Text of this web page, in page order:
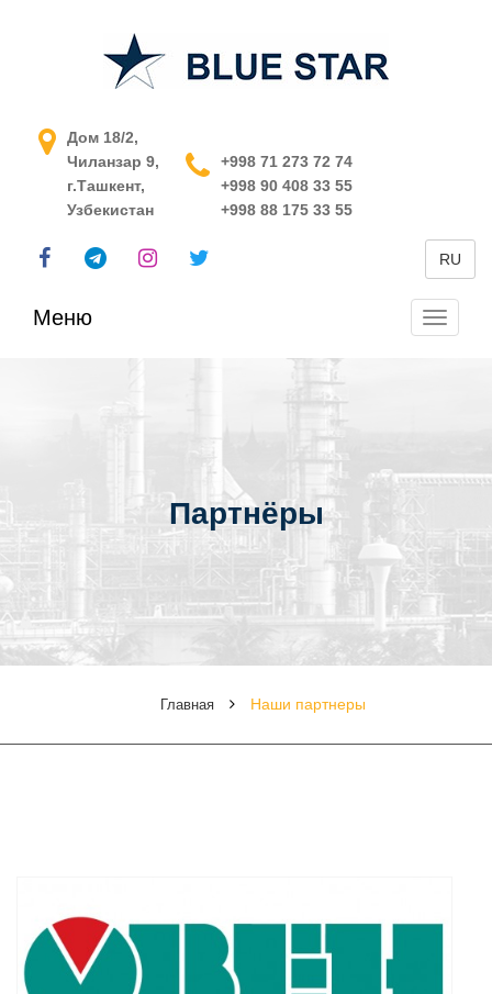
АСУ ТП в Узбекистане
Дом 18/2,
Чиланзар 9,
г.Ташкент,
Узбекистан
+998 71 273 72 74
+998 90 408 33 55
+998 88 175 33 55
RU
Меню
Партнёры
Главная Наши партнеры